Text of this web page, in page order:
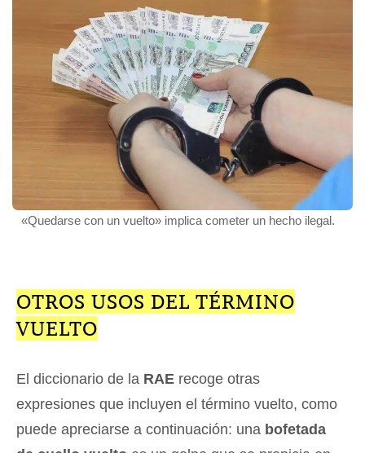
«Quedarse con un vuelto» implica cometer un hecho ilegal.
OTROS USOS DEL TÉRMINO
VUELTO
El diccionario de la RAE recoge otras
expresiones que incluyen el término vuelto, como
puede apreciarse a continuación: una bofetada